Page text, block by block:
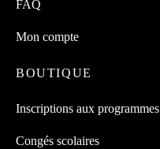
FAQ
Mon compte
BOUTIQUE
Inscriptions aux programmes
Congés scolaires